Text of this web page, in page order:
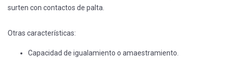
surten con contactos de palta.
Otras características:
Capacidad de igualamiento o amaestramiento.